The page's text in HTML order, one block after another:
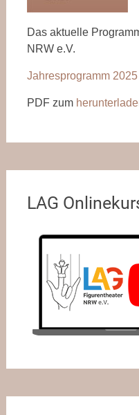
Das aktuelle
NRW e.V.
Jahresprogramm 2025
PDF zum
LAG